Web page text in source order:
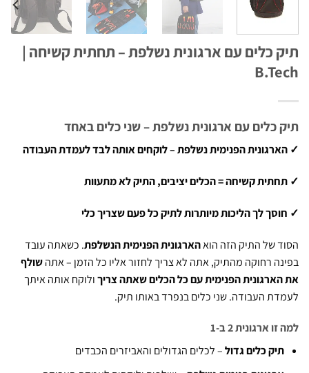
כלים עם ארגונית נשלפת – תחתית קשיחה |
כלים עם ארגונית נשלפת – שני כלים באחד
הפנימית נשלפת – לוקחים אותה לבד לעמדת העבודה
קשיחה = הכלים יציבים, התיק לא מתעוות
לך הליכות מיותרות לתיק כל פעם שצריך כלי
של התיק הזה הואהארגונית הפנימית הנשלפת. כשאתה עובד
רחוקה מהתיק, אתה לא צריך לחזור אליו כל הזמן – אתהשולף
הפנימית עם כל הכלים שאתה צריךולוקח אותה איתך
העבודה. שני כלים בנפרד באותו תיק.
ארגונית 2 ב-1
כלים גדול– לכלים הגדולים והאביזרים הכבדים